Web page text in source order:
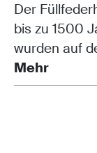
Der
bis zu 1500
wurden auf
Mehr